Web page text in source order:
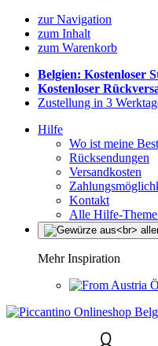
zur Navigation
zum Inhalt
zum Warenkorb
Belgien: Kostenloser
Kostenloser
Zustellung in 3
Hilfe
Wo ist meine
Rücksendungen
Versandkosten
Kontakt
Alle Hilfe-
Mehr Inspiration